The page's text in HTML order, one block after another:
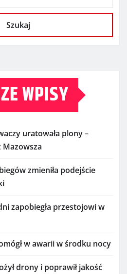
Szukaj
WPISY
uratowała plony –
zmieniła podejście
zapobiegła przestojowi w
w awarii w środku nocy
drony i poprawił jakość